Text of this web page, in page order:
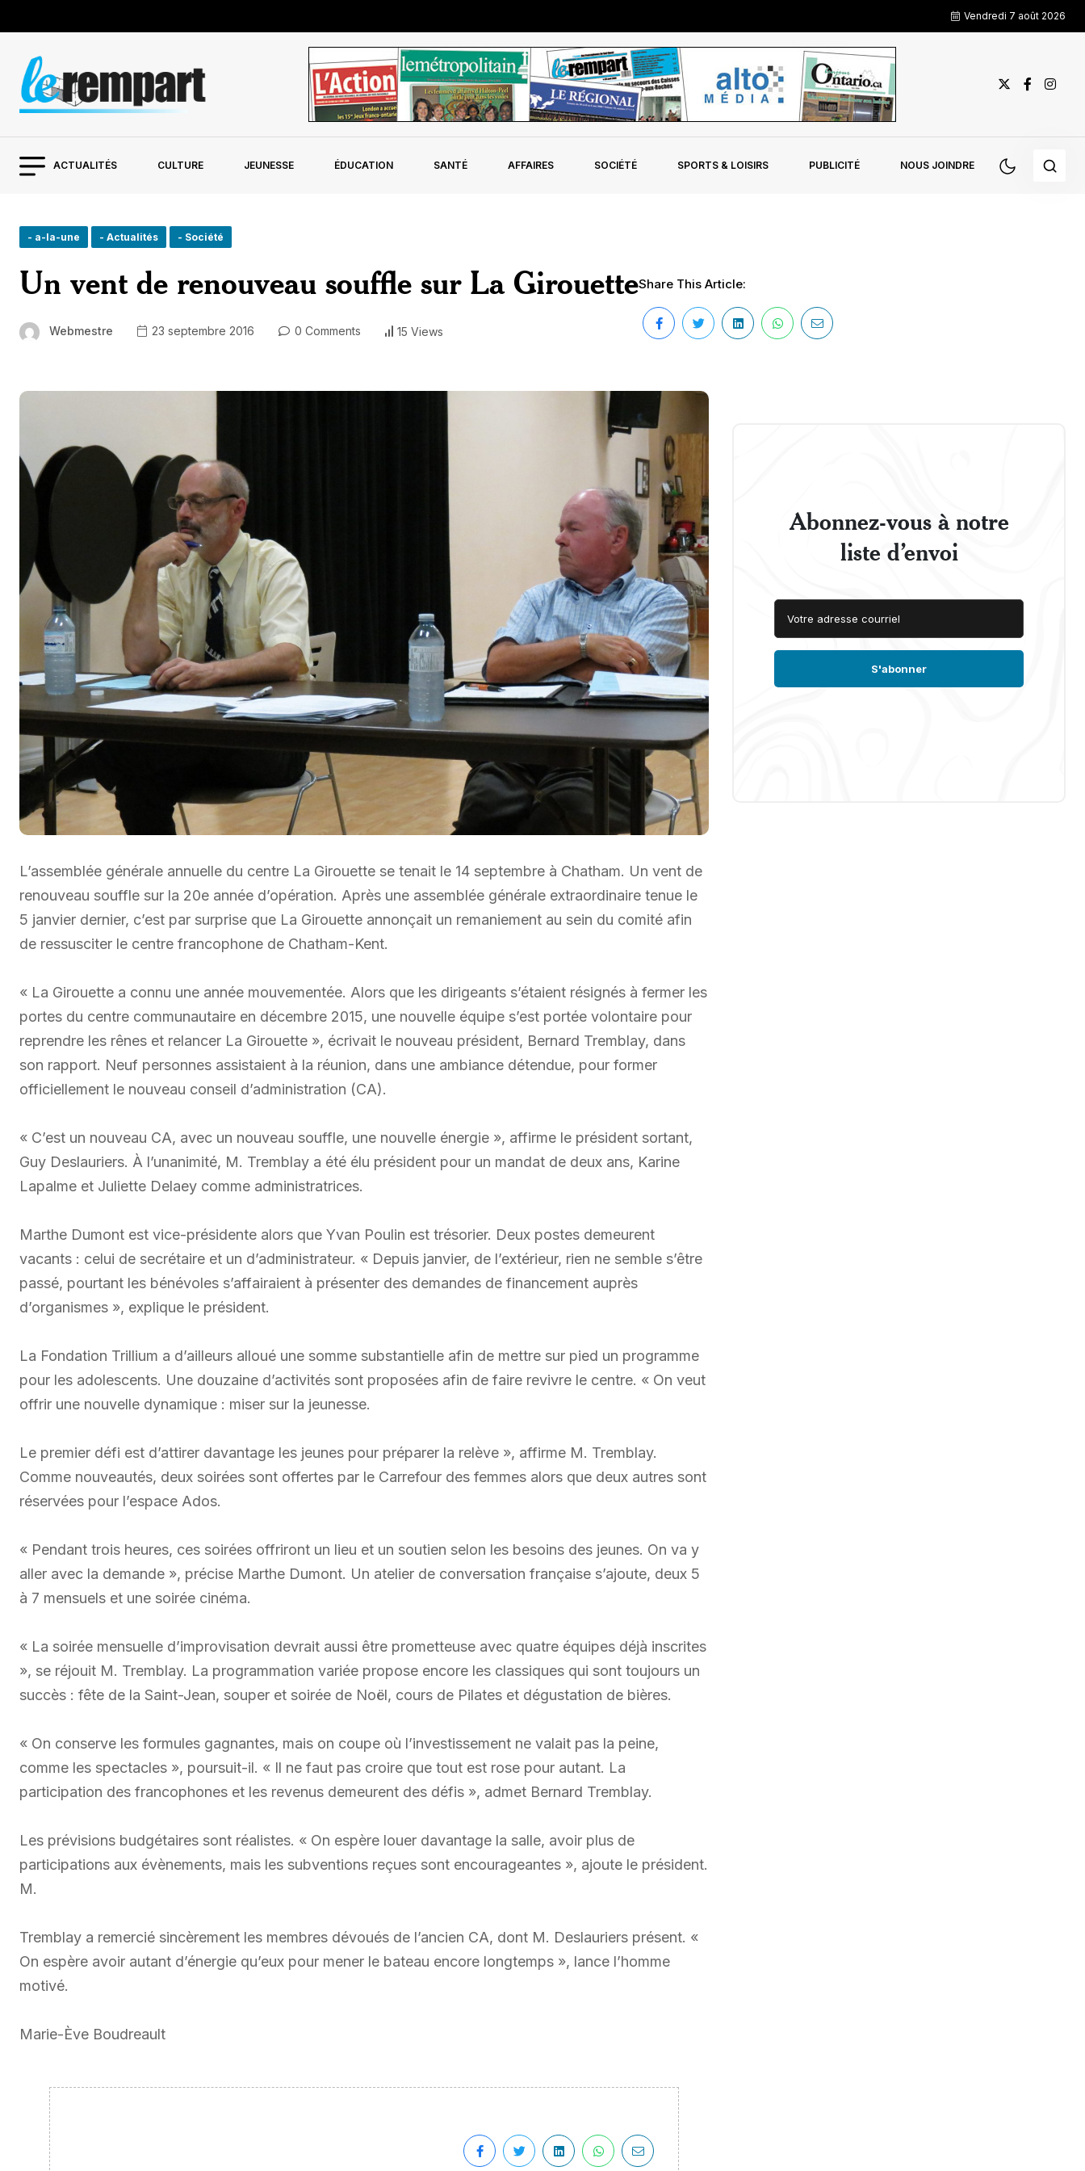
Vendredi 7 août 2026
ACTUALITÉS CULTURE JEUNESSE ÉDUCATION SANTÉ AFFAIRES SOCIÉTÉ SPORTS & LOISIRS PUBLICITÉ NOUS JOINDRE
- a-la-une - Actualités - Société
Un vent de renouveau souffle sur La Girouette
Webmestre 23 septembre 2016 0 Comments 15 Views
Share This Article:
L’assemblée générale annuelle du centre La Girouette se tenait le 14 septembre à Chatham. Un vent de
renouveau souffle sur la 20e année d’opération. Après une assemblée générale extraordinaire tenue le
5 janvier dernier, c’est par surprise que La Girouette annonçait un remaniement au sein du comité afin
de ressusciter le centre francophone de Chatham-Kent.
« La Girouette a connu une année mouvementée. Alors que les dirigeants s’étaient résignés à fermer les
portes du centre communautaire en décembre 2015, une nouvelle équipe s’est portée volontaire pour
reprendre les rênes et relancer La Girouette », écrivait le nouveau président, Bernard Tremblay, dans
son rapport. Neuf personnes assistaient à la réunion, dans une ambiance détendue, pour former
officiellement le nouveau conseil d’administration (CA).
« C’est un nouveau CA, avec un nouveau souffle, une nouvelle énergie », affirme le président sortant,
Guy Deslauriers. À l’unanimité, M. Tremblay a été élu président pour un mandat de deux ans, Karine
Lapalme et Juliette Delaey comme administratrices.
Marthe Dumont est vice-présidente alors que Yvan Poulin est trésorier. Deux postes demeurent
vacants : celui de secrétaire et un d’administrateur. « Depuis janvier, de l’extérieur, rien ne semble s’être
passé, pourtant les bénévoles s’affairaient à présenter des demandes de financement auprès
d’organismes », explique le président.
La Fondation Trillium a d’ailleurs alloué une somme substantielle afin de mettre sur pied un programme
pour les adolescents. Une douzaine d’activités sont proposées afin de faire revivre le centre. « On veut
offrir une nouvelle dynamique : miser sur la jeunesse.
Le premier défi est d’attirer davantage les jeunes pour préparer la relève », affirme M. Tremblay.
Comme nouveautés, deux soirées sont offertes par le Carrefour des femmes alors que deux autres sont
réservées pour l’espace Ados.
« Pendant trois heures, ces soirées offriront un lieu et un soutien selon les besoins des jeunes. On va y
aller avec la demande », précise Marthe Dumont. Un atelier de conversation française s’ajoute, deux 5
à 7 mensuels et une soirée cinéma.
« La soirée mensuelle d’improvisation devrait aussi être prometteuse avec quatre équipes déjà inscrites
», se réjouit M. Tremblay. La programmation variée propose encore les classiques qui sont toujours un
succès : fête de la Saint-Jean, souper et soirée de Noël, cours de Pilates et dégustation de bières.
« On conserve les formules gagnantes, mais on coupe où l’investissement ne valait pas la peine,
comme les spectacles », poursuit-il. « Il ne faut pas croire que tout est rose pour autant. La
participation des francophones et les revenus demeurent des défis », admet Bernard Tremblay.
Les prévisions budgétaires sont réalistes. « On espère louer davantage la salle, avoir plus de
participations aux évènements, mais les subventions reçues sont encourageantes », ajoute le président.
M.
Tremblay a remercié sincèrement les membres dévoués de l’ancien CA, dont M. Deslauriers présent. «
On espère avoir autant d’énergie qu’eux pour mener le bateau encore longtemps », lance l’homme
motivé.
Marie-Ève Boudreault
Abonnez-vous à notre
liste d’envoi